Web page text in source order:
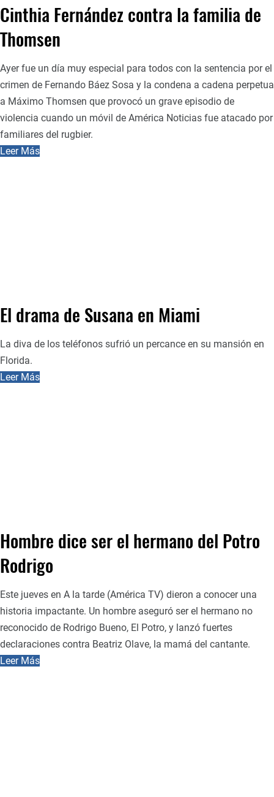
Cinthia Fernández contra la familia de
Thomsen
Ayer fue un día muy especial para todos con la sentencia por el
crimen de Fernando Báez Sosa y la condena a cadena perpetua
a Máximo Thomsen que provocó un grave episodio de
violencia cuando un móvil de América Noticias fue atacado por
familiares del rugbier.
Leer Más
El drama de Susana en Miami
La diva de los teléfonos sufrió un percance en su mansión en
Florida.
Leer Más
Hombre dice ser el hermano del Potro
Rodrigo
Este jueves en A la tarde (América TV) dieron a conocer una
historia impactante. Un hombre aseguró ser el hermano no
reconocido de Rodrigo Bueno, El Potro, y lanzó fuertes
declaraciones contra Beatriz Olave, la mamá del cantante.
Leer Más